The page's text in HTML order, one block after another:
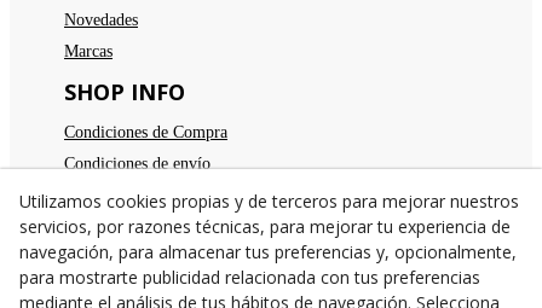
Novedades
Marcas
SHOP INFO
Condiciones de Compra
Condiciones de envío
Devoluciones
Aviso legal
Política de privacidad
Política de cookies
Utilizamos cookies propias y de terceros para mejorar nuestros
servicios, por razones técnicas, para mejorar tu experiencia de
navegación, para almacenar tus preferencias y, opcionalmente,
para mostrarte publicidad relacionada con tus preferencias
mediante el análisis de tus hábitos de navegación. Selecciona